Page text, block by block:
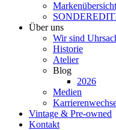
Markenübersicht
Über uns
Wir sind
Historie
Atelier
Blog
2026
Medien
Vintage & Pre-owned
Kontakt